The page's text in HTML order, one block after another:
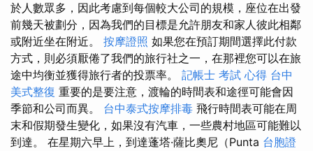
於人數眾多，因此考慮到每個較大公司的規模，座位在出發
前幾天被劃分，因為我們的目標是允許朋友和家人彼此相鄰
或附近坐在附近。 按摩證照 如果您在預訂期間選擇此付款
方式，則必須厭倦了我們的旅行社之一，在那裡您可以在旅
途中均衡並獲得旅行者的投票率。 記帳士 考試 心得 台中
美式整復 重要的是要注意，渡輪的時間表和途徑可能會因
季節和公司而異。 台中泰式按摩排毒 飛行時間表可能在周
末和假期發生變化，如果沒有汽車，一些農村地區可能難以
到達。 在星期六早上，到達蓬塔·薩比奧尼（Punta 台胞證